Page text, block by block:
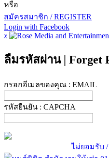
หรือ
สมัครสมาชิก / REGISTER
Login with Facebook
x
ลืมรหัสผ่าน | Forget
กรอกอีเมลของคุณ : EMAIL
รหัสยืนยัน : CAPCHA
ไม่ยอมรับ /